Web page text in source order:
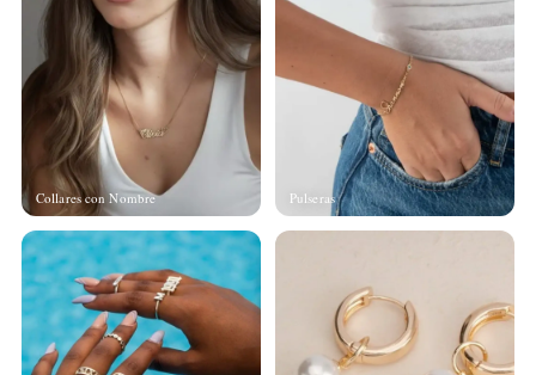
Collares con Nombre Pulseras